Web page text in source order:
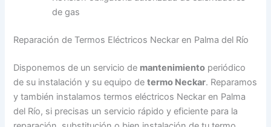
de gas
Reparación de Termos Eléctricos Neckar en Palma del Río
Disponemos de un servicio de mantenimiento periódico
de su instalación y su equipo determo Neckar. Reparamos
y también instalamos termos eléctricos Neckar en Palma
del Río, si precisas un servicio rápido y eficiente para la